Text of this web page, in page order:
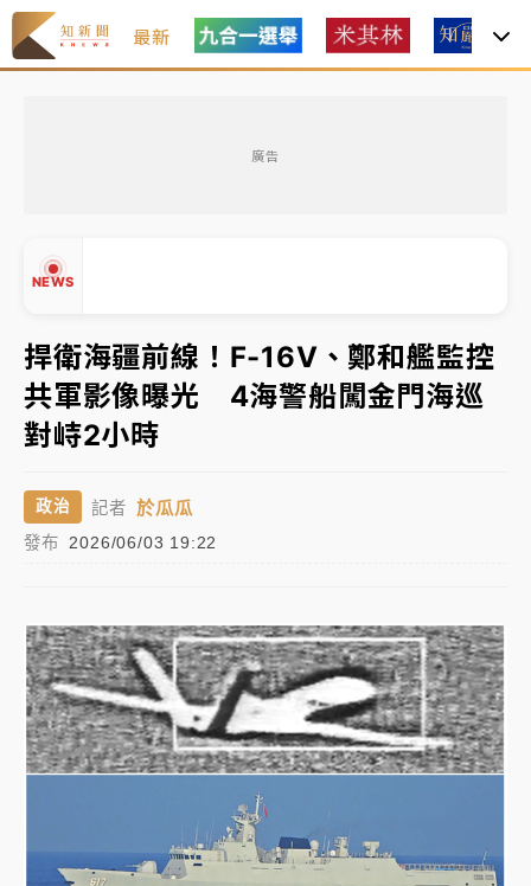
最新
廣告
NEWS
故宮《龍藏經》特展第2檔！今線上預約開賣一度塞車
周六起展出延長至晚上7時
台東農業處長涉圖利渡假村！東檢抗告成功 今重開羈
押庭
父親節泡湯了！中颱白海豚雨彈轟3天 「紅到發紫」降
雨熱區曝
台積電殺35元、台股跌近300點 被動元件、低軌衛星
及載板皆走弱
故宮《龍藏經》特展第2檔！今線上預約開賣一度塞車
周六起展出延長至晚上7時
台東農業處長涉圖利渡假村！東檢抗告成功 今重開羈
押庭
父親節泡湯了！中颱白海豚雨彈轟3天 「紅到發紫」降
▲
▼
捍衛海疆前線！F-16V、鄭和艦監控
共軍影像曝光 4海警船闖金門海巡
對峙2小時
政治 記者 於瓜瓜
發布 2026/06/03 19:22